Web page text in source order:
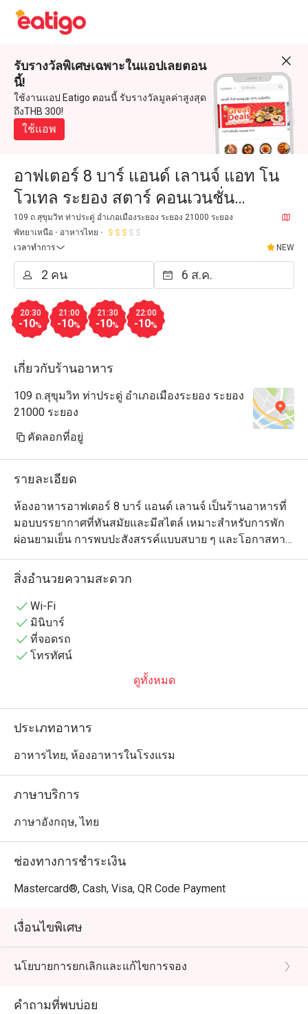
รับรางวัลพิเศษเฉพาะในแอปเลยตอน
นี้!
ใช้งานแอป Eatigo ตอนนี้ รับรางวัลมูลค่าสูงสุด
ถึงTHB 300!
ใช้แอพ
อาฟเตอร์ 8 บาร์ แอนด์ เลานจ์ แอท โน
โวเทล ระยอง สตาร์ คอนเวนชั่น
เซ็นเตอร์
109 ถ.สุขุมวิท ท่าประดู่ อำเภอเมืองระยอง ระยอง 21000 ระยอง
พัทยาเหนือ
อาหารไทย
เวลาทำการ
NEW
20:30
-10%
21:00
-10%
21:30
-10%
22:00
-10%
เกี่ยวกับร้านอาหาร
109 ถ.สุขุมวิท ท่าประดู่ อำเภอเมืองระยอง ระยอง
21000 ระยอง
คัดลอกที่อยู่
รายละเอียด
ห้องอาหารอาฟเตอร์ 8 บาร์ แอนด์ เลานจ์ เป็นร้านอาหารที่
มอบบรรยากาศที่ทันสมัยและมีสไตล์ เหมาะสำหรับการพัก
ผ่อนยามเย็น การพบปะสังสรรค์แบบสบาย ๆ และโอกาสทาง
สังคมต่าง ๆ ภายในร้านตกแต่งอย่างร่วมสมัย พร้อมที่นั่ง
แสนสบายและบรรยากาศที่อบอุ่นเป็นกันเอง ผู้เข้าพัก
อาหารนานาชาติที่คัดสรรมาอย่างดี ในบรรยากาศที่ผ่อน
คลายแต่ยังคงความหรูหรา เหมาะสำหรับการใช้เวลาร่วม
กับเพื่อน ครอบครัว หรือเพื่อนร่วมงาน ท่ามกลางบรรยากาศ
สิ่งอำนวยความสะดวก
Wi-Fi
มินิบาร์
ที่จอดรถ
โทรทัศน์
ดูทั้งหมด
ประเภทอาหาร
อาหารไทย, ห้องอาหารในโรงแรม
ภาษาบริการ
ภาษาอังกฤษ, ไทย
ช่องทางการชำระเงิน
Mastercard®, Cash, Visa, QR Code Payment
เงื่อนไขพิเศษ
นโยบายการยกเลิกและแก้ไขการจอง
คำถามที่พบบ่อย